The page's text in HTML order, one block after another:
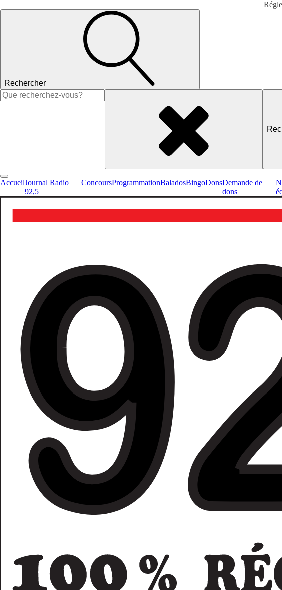
Rechercher
Rechercher :
AccueilJournal Radio
92,5
ConcoursProgrammationBaladosBingoDonsDemande de
dons